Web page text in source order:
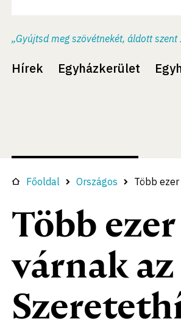
„Gyújtsd meg szövétnekét, áldott szent
Hírek Egyházkerület
Főoldal Országos Több
Több
várnak